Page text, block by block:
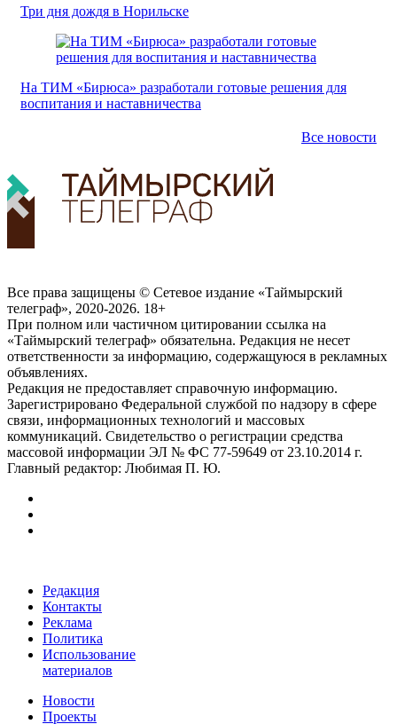
Три дня дождя в Норильске
На ТИМ «Бирюса» разработали готовые решения для
воспитания и наставничества
Все новости
Все права защищены © Сетевое издание «Таймырский
телеграф», 2020-2026. 18+
При полном или частичном цитировании ссылка на
«Таймырский телеграф» обязательна. Редакция не несет
ответственности за информацию, содержащуюся в рекламных
объявлениях.
Редакция не предоставляет справочную информацию.
Зарегистрировано Федеральной службой по надзору в сфере
связи, информационных технологий и массовых
коммуникаций. Свидетельство о регистрации средства
массовой информации ЭЛ № ФС 77-59649 от 23.10.2014 г.
Главный редактор: Любимая П. Ю.
Редакция
Контакты
Реклама
Политика
Использование
материалов
Новости
Проекты